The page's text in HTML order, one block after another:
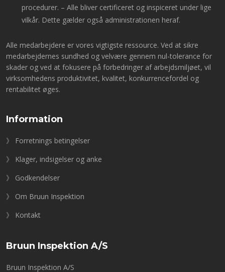
procedurer. – Alle bliver certificeret og inspiceret under lige
vilkår. Dette gælder også administrationen heraf.
Alle medarbejdere er vores vigtigste ressource. Ved at sikre
medarbejdernes sundhed og velvære gennem nul-tolerance for
skader og ved at fokusere på forbedringer af arbejdsmiljøet, vil
virksomhedens produktivitet, kvalitet, konkurrencefordel og
rentabilitet øges.
Information
》 Forretnings betingelser
》 Klager, indsigelser og anke
》 Godkendelser
》 Om Bruun Inspektion
》 Kontakt
Bruun Inspektion A/S
Bruun Inspektion A/S